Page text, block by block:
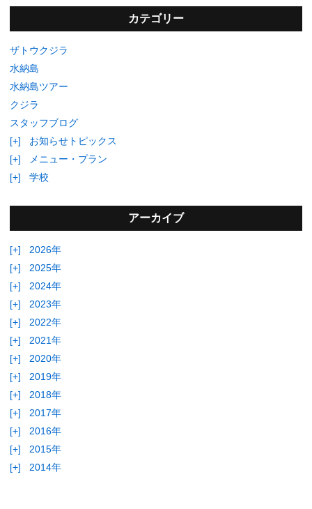
カテゴリー
ザトウクジラ
水納島
水納島ツアー
クジラ
スタッフブログ
[+]
お知らせトピックス
[+]
メニュー・プラン
[+]
学校
アーカイブ
[+]
2026年
[+]
2025年
[+]
2024年
[+]
2023年
[+]
2022年
[+]
2021年
[+]
2020年
[+]
2019年
[+]
2018年
[+]
2017年
[+]
2016年
[+]
2015年
[+]
2014年